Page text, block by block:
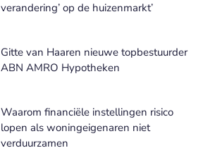
verandering’ op de huizenmarkt’
Gitte van Haaren nieuwe topbestuurder
ABN AMRO Hypotheken
Waarom financiële instellingen risico
lopen als woningeigenaren niet
verduurzamen